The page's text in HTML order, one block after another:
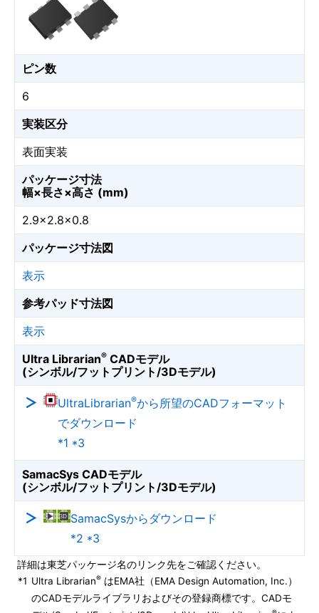
ピン数
6
実装区分
表面実装
パッケージ寸法
幅×長さ×高さ (mm)
2.9×2.8×0.8
パッケージ寸法図
表示
参考パッド寸法図
表示
Ultra Librarian® CADモデル
(シンボル/フットプリント/3Dモデル)
UltraLibrarian®から所望のCADフォーマット
でダウンロード
*1 *3
SamacSys CADモデル
(シンボル/フットプリント/3Dモデル)
SamacSysからダウンロード
*2 *3
詳細は東芝パッケージ名のリンク先をご確認ください。
*1 Ultra Librarian® はEMA社（EMA Design Automation, Inc.）
のCADモデルライブラリおよびその登録商標です。CADモ